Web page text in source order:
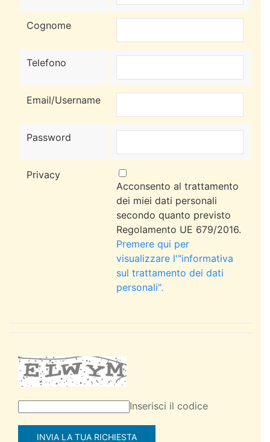
Cognome
Telefono
Email/Username
Password
Privacy
Acconsento al trattamento
dei miei dati personali
secondo quanto previsto
Regolamento UE 679/2016.
Premere qui per
visualizzare l'"informativa
sul trattamento dei dati
personali".
Inserisci il codice